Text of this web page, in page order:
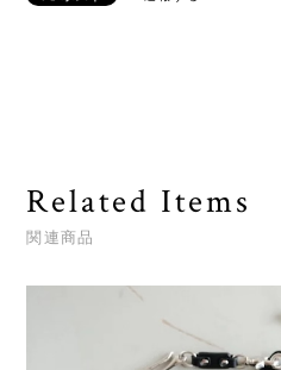
Related Items
関連商品